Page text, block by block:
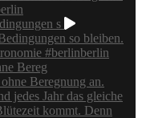
s
Bereg